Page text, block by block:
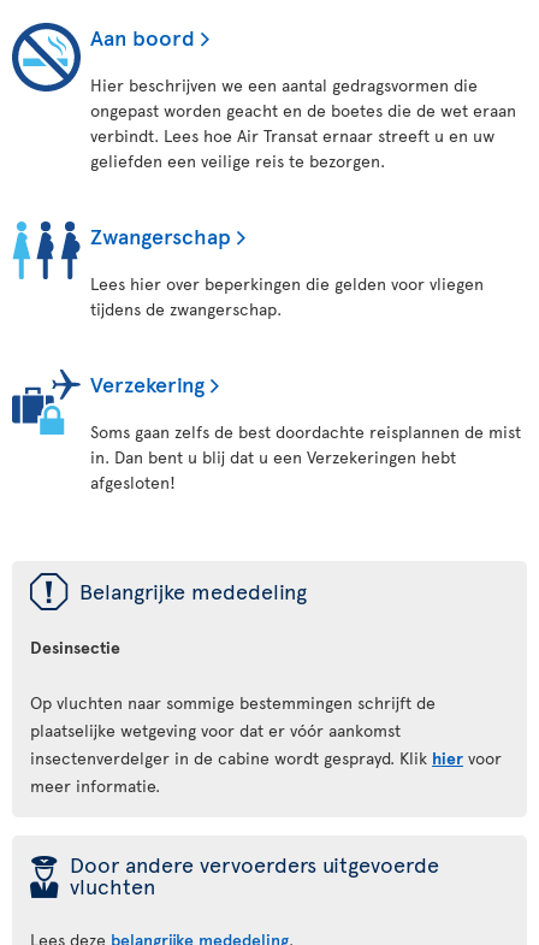
Aan boord
Hier beschrijven we een aantal gedragsvormen die
ongepast worden geacht en de boetes die de wet eraan
verbindt. Lees hoe Air Transat ernaar streeft u en uw
geliefden een veilige reis te bezorgen.
Zwangerschap
Lees hier over beperkingen die gelden voor vliegen
tijdens de zwangerschap.
Verzekering
Soms gaan zelfs de best doordachte reisplannen de mist
in. Dan bent u blij dat u een Verzekeringen hebt
afgesloten!
ü Belangrijke mededeling
Desinsectie
Op vluchten naar sommige bestemmingen schrijft de
plaatselijke wetgeving voor dat er vóór aankomst
insectenverdelger in de cabine wordt gesprayd. Klik hier voor
meer informatie.
þ Door andere vervoerders uitgevoerde
vluchten
Lees deze belangrijke mededeling.